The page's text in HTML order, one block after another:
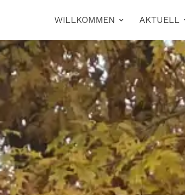
WILLKOMMEN AKTUELL